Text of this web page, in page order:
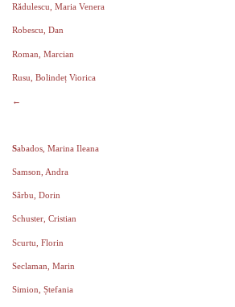
Rădulescu, Maria Venera
Robescu, Dan
Roman, Marcian
Rusu, Bolindeț Viorica
←
Sabados, Marina Ileana
Samson, Andra
Sârbu, Dorin
Schuster, Cristian
Scurtu, Florin
Seclaman, Marin
Simion, Ștefania